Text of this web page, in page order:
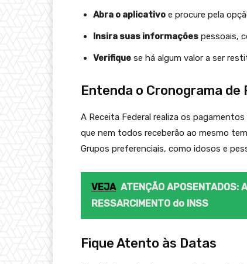
Abra o aplicativo e procure pela
Insira suas informações pessoais,
Verifique se há algum valor a ser
Entenda o Cronograma de
A Receita Federal realiza os
que nem todos receberão ao mesmo
Grupos preferenciais, como idosos e
VEJA ATENÇÃO APOSENTADOS:
RESSARCIMENTO do INSS
Fique Atento às Datas